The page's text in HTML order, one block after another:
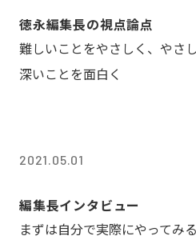
徳永編集長の視点論点
難しいことをやさしく、やさ
深いことを面白く
2021.05.01
編集長インタビュー
まずは自分で実際にやって